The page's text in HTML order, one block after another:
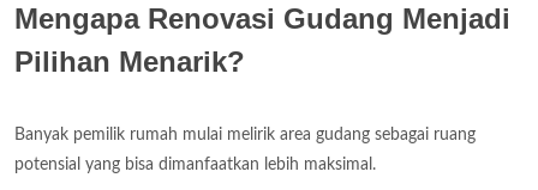
Mengapa Renovasi Gudang Menjadi
Pilihan Menarik?
Banyak pemilik rumah mulai melirik area gudang sebagai ruang
potensial yang bisa dimanfaatkan lebih maksimal.